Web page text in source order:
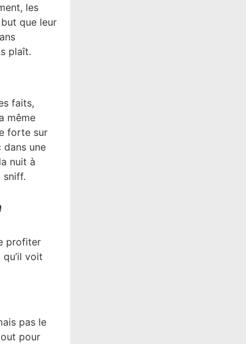
les
que leur
plaît.
faits,
même
forte sur
dans une
nuit à
sniff.
profiter
voit
pas le
pour